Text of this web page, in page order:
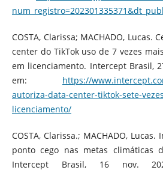
COSTA, Clarissa; MACHADO, Lucas.
center do TikTok uso de 7 vezes
em licenciamento. Intercept Brasil,
em: https://
autoriza-data-center-tiktok-sete-
licenciamento/
COSTA, Clarissa.; MACHADO,
ponto cego nas metas climáticas
Intercept Brasil, 16 nov.